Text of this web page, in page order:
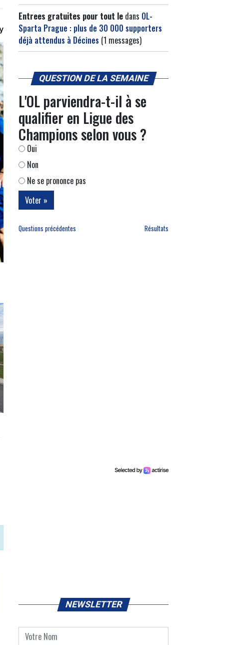
Entrees gratuites pour tout le dans OL-
Sparta Prague : plus de 30 000 supporters
déjà attendus à Décines (1 messages)
QUESTION DE LA SEMAINE
L'OL parviendra-t-il à se
qualifier en Ligue des
Champions selon vous ?
Oui
Non
Ne se prononce pas
Questions précédentes Résultats
NEWSLETTER